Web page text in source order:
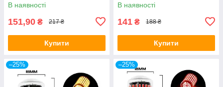
В наявності
151,90 ₴ 217 ₴
Купити
В наявності
141 ₴ 188 ₴
Купити
–25% –25%